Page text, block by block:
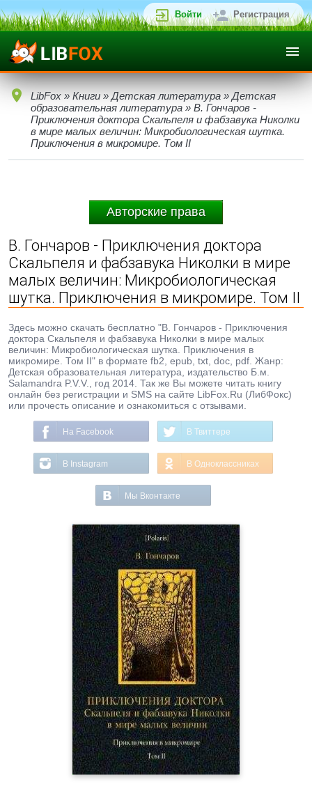
Войти Регистрация
LibFox » Книги » Детская литература » Детская
образовательная литература » В. Гончаров -
Приключения доктора Скальпеля и фабзавука Николки
в мире малых величин: Микробиологическая шутка.
Приключения в микромире. Том II
Авторские права
В. Гончаров - Приключения доктора
Скальпеля и фабзавука Николки в мире
малых величин: Микробиологическая
шутка. Приключения в микромире. Том II
Здесь можно скачать бесплатно "В. Гончаров - Приключения
доктора Скальпеля и фабзавука Николки в мире малых
величин: Микробиологическая шутка. Приключения в
микромире. Том II" в формате fb2, epub, txt, doc, pdf. Жанр:
Детская образовательная литература, издательство Б.м.
Salamandra P.V.V., год 2014. Так же Вы можете читать книгу
онлайн без регистрации и SMS на сайте LibFox.Ru (ЛибФокс)
или прочесть описание и ознакомиться с отзывами.
На Facebook В Твиттере
В Instagram В Одноклассниках
Мы Вконтакте